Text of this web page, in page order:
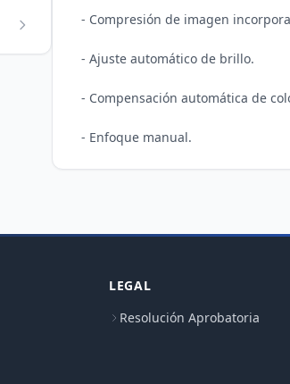
- Compresión de imagen
- Ajuste automático de brillo.
- Compensación automática de
LEGAL
Resolución Aprobatoria